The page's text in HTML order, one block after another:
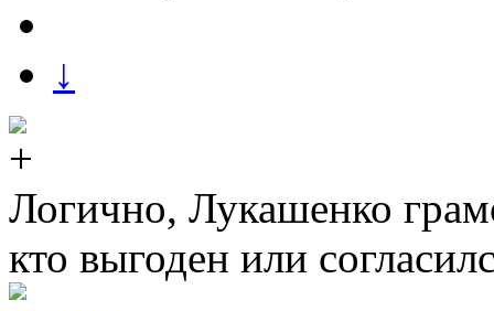
↓
Логично, Лукашенко
кто выгоден или